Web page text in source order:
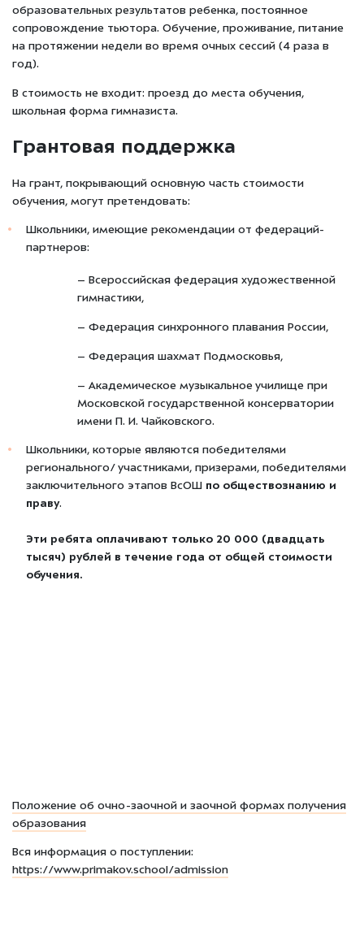
образовательных результатов ребенка, постоянное
сопровождение тьютора. Обучение, проживание, питание
на протяжении недели во время очных сессий (4 раза в
год).
В стоимость не входит: проезд до места обучения,
школьная форма гимназиста.
Грантовая поддержка
На грант, покрывающий основную часть стоимости
обучения, могут претендовать:
Школьники, имеющие рекомендации от федераций-
партнеров:
– Всероссийская федерация художественной
гимнастики,
– Федерация синхронного плавания России,
– Федерация шахмат Подмосковья,
– Академическое музыкальное училище при
Московской государственной консерватории
имени П. И. Чайковского.
Школьники, которые являются победителями
регионального/ участниками, призерами, победителями
заключительного этапов ВсОШ по обществознанию и
праву.
Эти ребята оплачивают только 20 000 (двадцать
тысяч) рублей в течение года от общей стоимости
обучения.
Положение об очно-заочной и заочной формах получения
образования
Вся информация о поступлении:
https://www.primakov.school/admission